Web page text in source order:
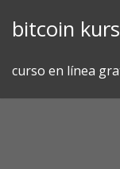
bitcoin
curso en línea